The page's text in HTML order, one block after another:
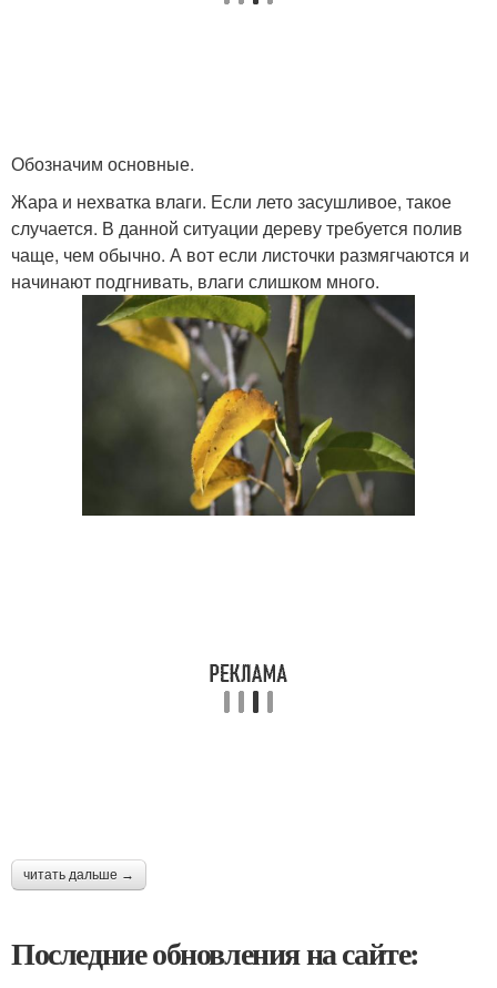
Обозначим основные.
Жара и нехватка влаги. Если лето засушливое, такое
случается. В данной ситуации дереву требуется полив
чаще, чем обычно. А вот если листочки размягчаются и
начинают подгнивать, влаги слишком много.
читать дальше →
Последние обновления на сайте: